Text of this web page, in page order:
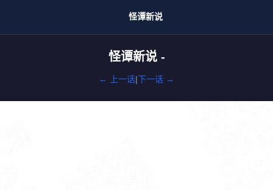
怪谭新说
怪谭新说 -
← 上一话|下一话 →